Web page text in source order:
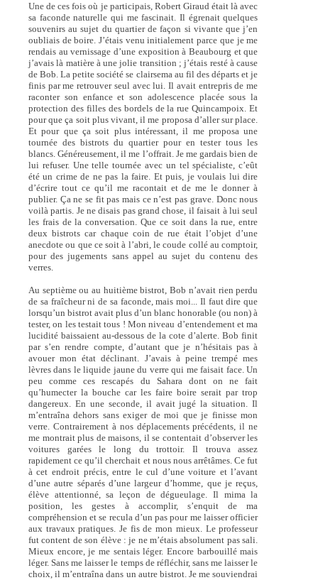
Une de ces fois où je participais, Robert Giraud était là avec
sa faconde naturelle qui me fascinait. Il égrenait quelques
souvenirs au sujet du quartier de façon si vivante que j’en
oubliais de boire. J’étais venu initialement parce que je me
rendais au vernissage d’une exposition à Beaubourg et que
j’avais là matière à une jolie transition ; j’étais resté à cause
de Bob. La petite société se clairsema au fil des départs et je
finis par me retrouver seul avec lui. Il avait entrepris de me
raconter son enfance et son adolescence placée sous la
protection des filles des bordels de la rue Quincampoix. Et
pour que ça soit plus vivant, il me proposa d’aller sur place.
Et pour que ça soit plus intéressant, il me proposa une
tournée des bistrots du quartier pour en tester tous les
blancs. Généreusement, il me l’offrait. Je me gardais bien de
lui refuser. Une telle tournée avec un tel spécialiste, c’eût
été un crime de ne pas la faire. Et puis, je voulais lui dire
d’écrire tout ce qu’il me racontait et de me le donner à
publier. Ça ne se fit pas mais ce n’est pas grave. Donc nous
voilà partis. Je ne disais pas grand chose, il faisait à lui seul
les frais de la conversation. Que ce soit dans la rue, entre
deux bistrots car chaque coin de rue était l’objet d’une
anecdote ou que ce soit à l’abri, le coude collé au comptoir,
pour des jugements sans appel au sujet du contenu des
verres.
Au septième ou au huitième bistrot, Bob n’avait rien perdu
de sa fraîcheur ni de sa faconde, mais moi... Il faut dire que
lorsqu’un bistrot avait plus d’un blanc honorable (ou non) à
tester, on les testait tous ! Mon niveau d’entendement et ma
lucidité baissaient au-dessous de la cote d’alerte. Bob finit
par s’en rendre compte, d’autant que je n’hésitais pas à
avouer mon état déclinant. J’avais à peine trempé mes
lèvres dans le liquide jaune du verre qui me faisait face. Un
peu comme ces rescapés du Sahara dont on ne fait
qu’humecter la bouche car les faire boire serait par trop
dangereux. En une seconde, il avait jugé la situation. Il
m’entraîna dehors sans exiger de moi que je finisse mon
verre. Contrairement à nos déplacements précédents, il ne
me montrait plus de maisons, il se contentait d’observer les
voitures garées le long du trottoir. Il trouva assez
rapidement ce qu’il cherchait et nous nous arrêtâmes. Ce fut
à cet endroit précis, entre le cul d’une voiture et l’avant
d’une autre séparés d’une largeur d’homme, que je reçus,
élève attentionné, sa leçon de dégueulage. Il mima la
position, les gestes à accomplir, s’enquit de ma
compréhension et se recula d’un pas pour me laisser officier
aux travaux pratiques. Je fis de mon mieux. Le professeur
fut content de son élève : je ne m’étais absolument pas sali.
Mieux encore, je me sentais léger. Encore barbouillé mais
léger. Sans me laisser le temps de réfléchir, sans me laisser le
choix, il m’entraîna dans un autre bistrot. Je me souviendrai